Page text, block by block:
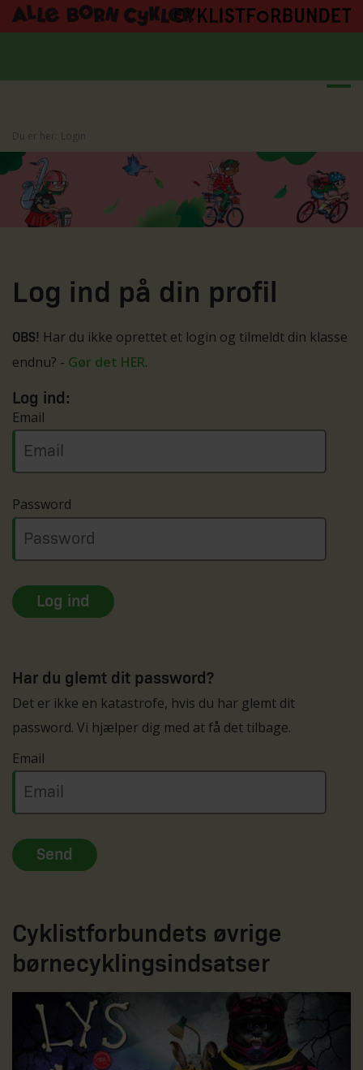
Du er her: Login
Log ind på din profil
OBS! Har du ikke oprettet et login og tilmeldt din klasse
endnu? - Gør det HER.
Log ind:
Email
Password
Har du glemt dit password?
Det er ikke en katastrofe, hvis du har glemt dit
password. Vi hjælper dig med at få det tilbage.
Email
Cyklistforbundets øvrige
børnecyklingsindsatser